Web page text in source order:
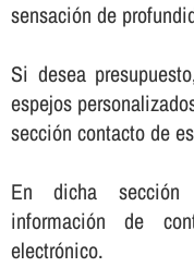
sensación de
Si desea
espejos
sección contacto de
En dicha sección
información de
electrónico.